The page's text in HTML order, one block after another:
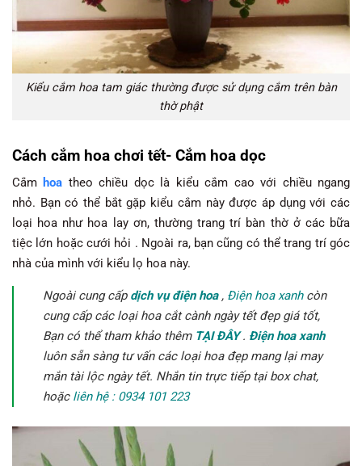
Kiểu cắm hoa tam giác thường được sử dụng cắm trên bàn
thờ phật
Cách cắm hoa chơi tết- Cắm hoa dọc
Cắm hoa theo chiều dọc là kiểu cắm cao với chiều ngang
nhỏ. Bạn có thể bắt gặp kiểu cắm này được áp dụng với các
loại hoa như hoa lay ơn, thường trang trí bàn thờ ở các bữa
tiệc lớn hoặc cưới hỏi . Ngoài ra, bạn cũng có thể trang trí góc
nhà của mình với kiểu lọ hoa này.
Ngoài cung cấp dịch vụ điện hoa , Điện hoa xanhcòn
cung cấp các loại hoa cắt cành ngày tết đẹp giá tốt,
Bạn có thể tham khảo thêm TẠI ĐÂY. Điện hoa xanh
luôn sẵn sàng tư vấn các loại hoa đẹp mang lại may
mắn tài lộc ngày tết. Nhắn tin trực tiếp tại box chat,
hoặc liên hệ : 0934 101 223